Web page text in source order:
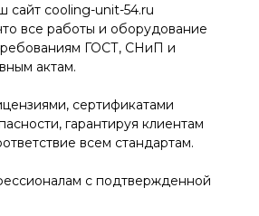
сайт cooling-unit-54.ru
все работы и оборудование
ГОСТ, СНиП и
актам.
сертификатами
гарантируя клиентам
всем стандартам.
с подтвержденной